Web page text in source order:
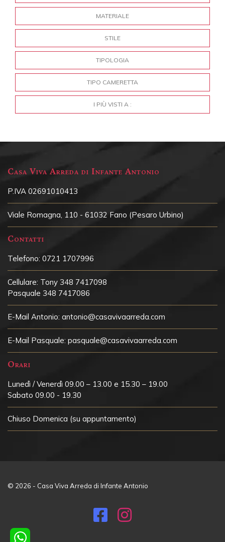
MATERIALE
STILE
TIPOLOGIA
TIPO CAMERETTA
I PIÙ VISTI A :
Casa Viva Arreda di Infante Antonio
P.IVA 02691010413
Viale Romagna, 110 - 61032 Fano (Pesaro Urbino)
Contatti
Telefono: 0721 1707996
Cellulare: Tony 348 7417098
Pasquale 348 7417086
E-Mail Antonio: antonio@casavivaarreda.com
E-Mail Pasquale: pasquale@casavivaarreda.com
Orari
Lunedì / Venerdì 09.00 – 13.00 e 15.30 – 19.00
Sabato 09.00 - 19.30
Chiuso Domenica (su appuntamento)
© 2026 - Casa Viva Arreda di Infante Antonio